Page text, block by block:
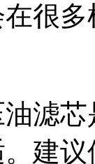
很
滤
建